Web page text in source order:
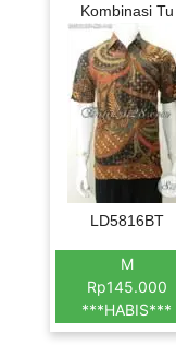
Kombinasi Tu
LD5816BT
M
Rp145.000
***HABIS***